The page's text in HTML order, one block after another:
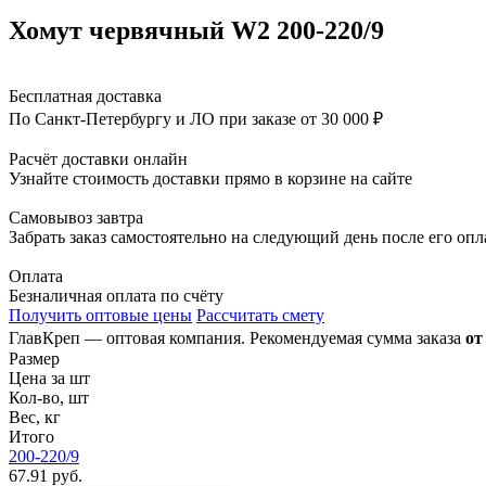
Хомут червячный W2 200-220/9
Бесплатная доставка
По Санкт-Петербургу и ЛО при заказе от 30 000 ₽
Расчёт доставки онлайн
Узнайте стоимость доставки прямо в корзине на сайте
Самовывоз завтра
Забрать заказ самостоятельно на следующий день после его
Оплата
Безналичная оплата по счёту
Получить оптовые цены Рассчитать смету
ГлавКреп — оптовая компания. Рекомендуемая сумма заказа
Размер
Цена за шт
Кол-во, шт
Вес, кг
Итого
200-220/9
67.91 руб.